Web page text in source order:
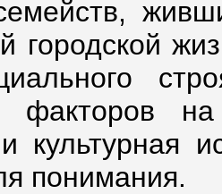
городской
факторов
культурная
понимания.